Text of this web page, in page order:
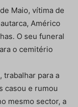
Maio, vítima de
Américo
O seu funeral
o cemitério
trabalhar para a
casou e rumou
mesmo sector, a